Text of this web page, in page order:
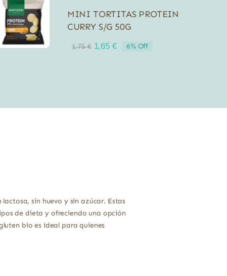
MINI TORTITAS PROTEIN
CURRY S/G 50G
1,75€ El
1,65 €El
6% Off
lactosa, sin huevo y sin azúcar. Estas
de dieta y ofreciendo una opción
bio es ideal para quienes